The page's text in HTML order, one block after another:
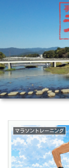
マラソントレーニング